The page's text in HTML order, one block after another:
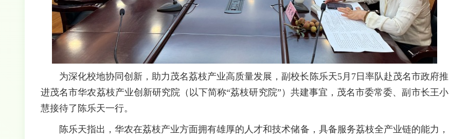
为深化校地协同创新，助力茂名荔枝产业高质量发展，副校长陈乐天5月7日率队赴茂名市政府推
进茂名市华农荔枝产业创新研究院（以下简称“荔枝研究院”）共建事宜，茂名市委常委、副市长王小
慧接待了陈乐天一行。
陈乐天指出，华农在荔枝产业方面拥有雄厚的人才和技术储备，具备服务荔枝全产业链的能力，